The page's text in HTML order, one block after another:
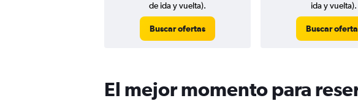
de ida y vuelta).
Buscar ofertas
ida y vuelta).
Buscar
El mejor momento para